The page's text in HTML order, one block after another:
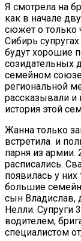
Я смотрела на
как в начале
сюжет о только
Сибирь
будут хорошие
семейном
региональной
рассказывали и
история этой
Жанна только
встретила и
парня из
расписались.
появилась у
большие
сын Владислав,
Нелли. Супруги
водителем,
специалистом